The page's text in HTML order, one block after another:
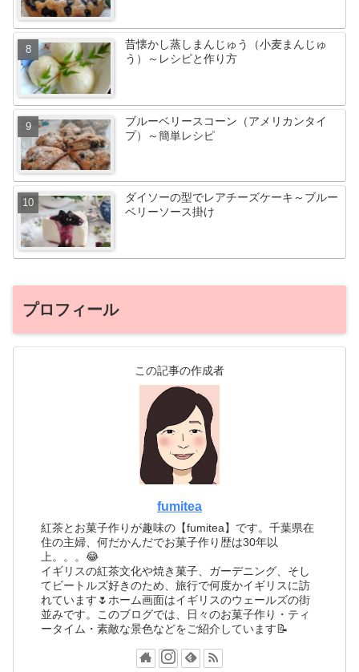
昔懐かし蒸しまんじゅう（小麦まんじゅ
う）～レシピと作り方
ブルーベリースコーン（アメリカンタイ
プ）～簡単レシピ
ダイソーの型でレアチーズケーキ～ブルー
ベリーソース掛け
プロフィール
この記事の作成者
fumitea
紅茶とお菓子作りが趣味の【fumitea】です。千葉県在
住の主婦、何だかんだでお菓子作り歴は30年以
上。。。😂
イギリスの紅茶文化や焼き菓子、ガーデニング、そし
てビートルズ好きのため、旅行で何度かイギリスに訪
れています🌷ホーム画面はイギリスのウェールズの街
並みです。このブログでは、日々のお菓子作り・ティ
ータイム・素敵な景色などをご紹介しています📝